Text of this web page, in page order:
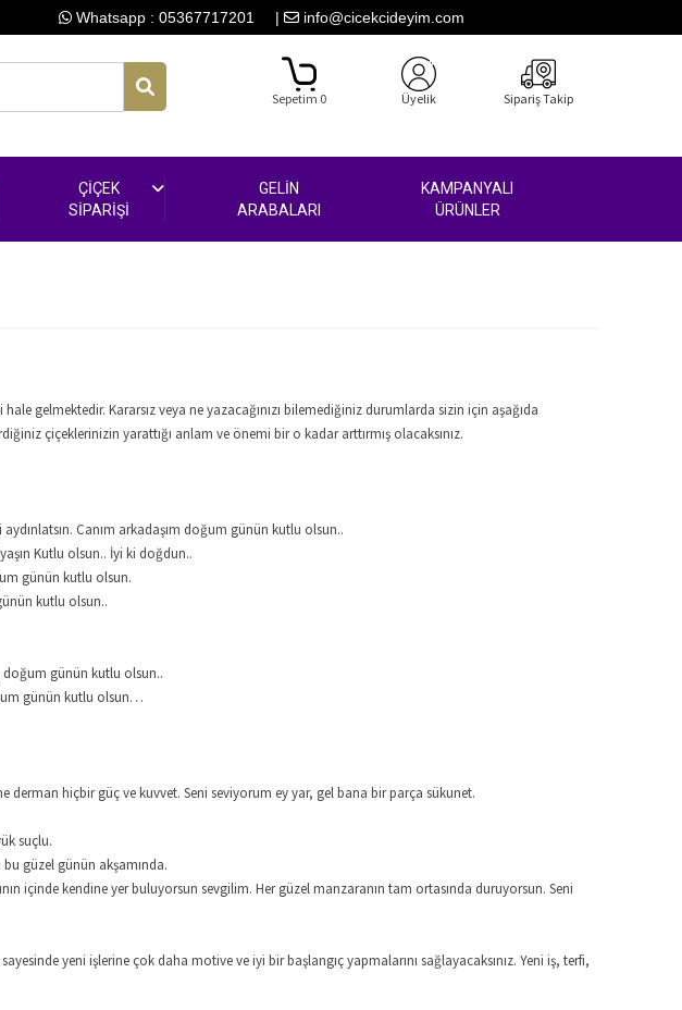
| info@cicekcideyim.com
Whatsapp : 05367717201
Sipariş Takip
Üyelik
Sepetim 0
ÇİÇEK
SİPARİŞİ
GELİN
ARABALARI
KAMPANYALI
ÜRÜNLER
gelmektedir. Kararsız veya ne yazacağınızı bilemediğiniz durumlarda sizin için aşağıda
çiçeklerinizin yarattığı anlam ve önemi bir o kadar arttırmış olacaksınız.
Canım arkadaşım doğum günün kutlu olsun..
Kutlu olsun.. İyi ki doğdun..
günün kutlu olsun.
kutlu olsun..
doğum günün kutlu olsun..
günün kutlu olsun…
hiçbir güç ve kuvvet. Seni seviyorum ey yar, gel bana bir parça sükunet.
suçlu.
güzel günün akşamında.
içinde kendine yer buluyorsun sevgilim. Her güzel manzaranın tam ortasında duruyorsun. Seni
yeni işlerine çok daha motive ve iyi bir başlangıç yapmalarını sağlayacaksınız. Yeni iş, terfi,